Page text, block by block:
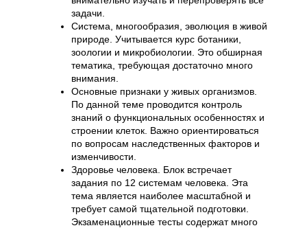
задачи.
Система, многообразия, эволюция в живой
природе. Учитывается курс ботаники,
зоологии и микробиологии. Это обширная
тематика, требующая достаточно много
внимания.
Основные признаки у живых организмов.
По данной теме проводится контроль
знаний о функциональных особенностях и
строении клеток. Важно ориентироваться
по вопросам наследственных факторов и
изменчивости.
Здоровье человека. Блок встречает
задания по 12 системам человека. Эта
тема является наиболее масштабной и
требует самой тщательной подготовки.
Экзаменационные тесты содержат много